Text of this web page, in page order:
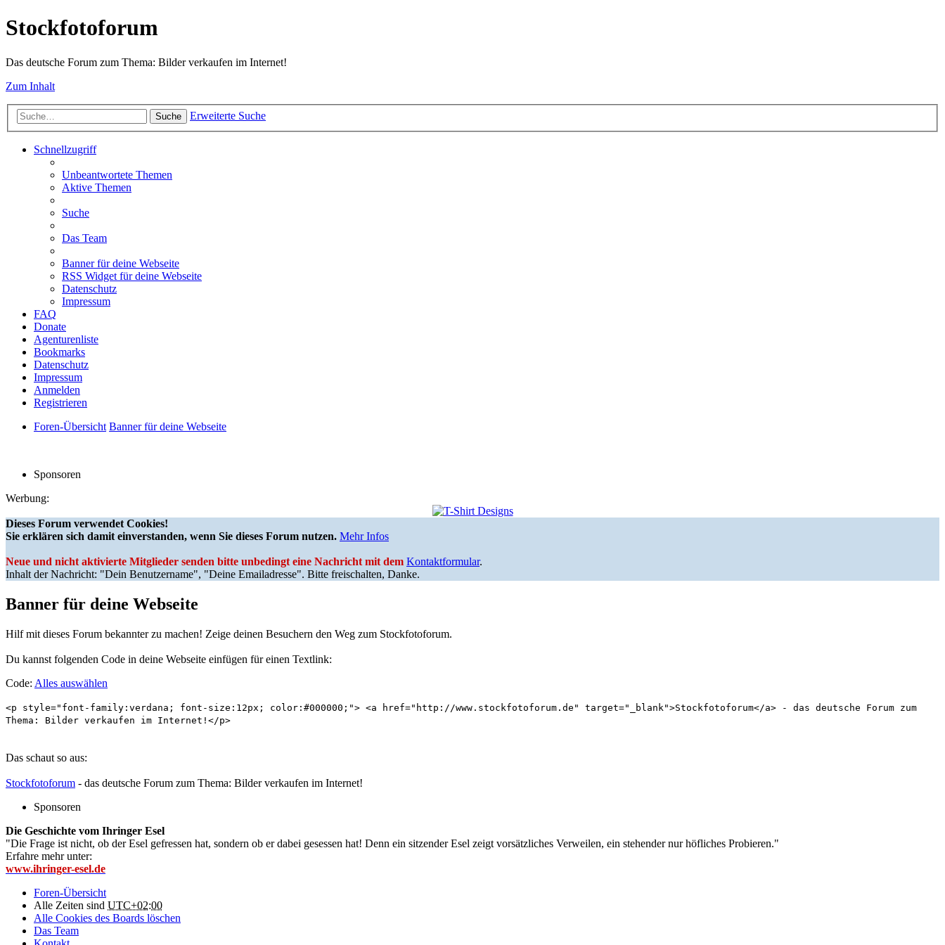
Stockfotoforum
Das deutsche Forum zum Thema: Bilder verkaufen im Internet!
Zum Inhalt
Suche Erweiterte Suche
Schnellzugriff
Unbeantwortete Themen
Aktive Themen
Suche
Das Team
Banner für deine Webseite
RSS Widget für deine Webseite
Datenschutz
Impressum
FAQ
Donate
Agenturenliste
Bookmarks
Datenschutz
Impressum
Anmelden
Registrieren
Foren-Übersicht Banner für deine Webseite
Sponsoren
Werbung:
Dieses Forum verwendet Cookies!
Sie erklären sich damit einverstanden, wenn Sie dieses Forum nutzen. Mehr Infos
Neue und nicht aktivierte Mitglieder senden bitte unbedingt eine Nachricht mit dem Kontaktformular.
Inhalt der Nachricht: "Dein Benutzername", "Deine Emailadresse". Bitte freischalten, Danke.
Banner für deine Webseite
Hilf mit dieses Forum bekannter zu machen! Zeige deinen Besuchern den Weg zum Stockfotoforum.
Du kannst folgenden Code in deine Webseite einfügen für einen Textlink:
Code: Alles auswählen
<p style="font-family:verdana; font-size:12px; color:#000000;"> <a href="http://www.stockfotoforum.de" target="_blank">Stockfotoforum</a> - das deutsche Forum zum
Thema: Bilder verkaufen im Internet!</p>
Das schaut so aus:
Stockfotoforum - das deutsche Forum zum Thema: Bilder verkaufen im Internet!
Sponsoren
Die Geschichte vom Ihringer Esel
"Die Frage ist nicht, ob der Esel gefressen hat, sondern ob er dabei gesessen hat! Denn ein sitzender Esel zeigt vorsätzliches Verweilen, ein stehender nur höfliches Probieren."
Erfahre mehr unter:
www.ihringer-esel.de
Foren-Übersicht
Alle Zeiten sind UTC+02:00
Alle Cookies des Boards löschen
Das Team